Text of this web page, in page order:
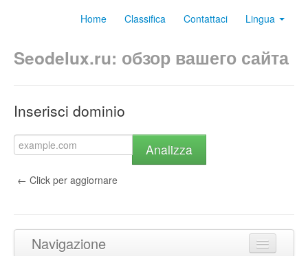
Home Classifica Contattaci Lingua
Seodelux.ru: обзор вашего сайта
Inserisci dominio
Analizza
← Click per aggiornare
Navigazione